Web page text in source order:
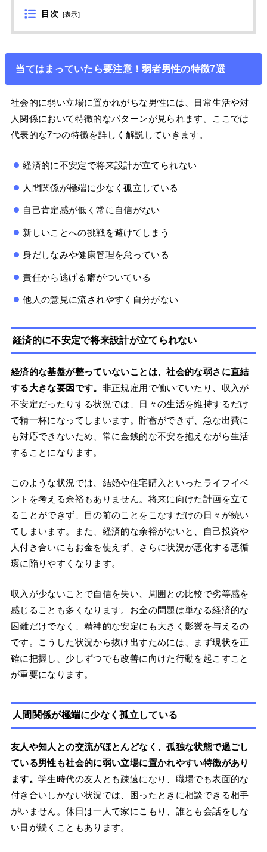
目次 [表示]
当てはまっていたら要注意！弱者男性の特徴7選
社会的に弱い立場に置かれがちな男性には、日常生活や対
人関係において特徴的なパターンが見られます。ここでは
代表的な7つの特徴を詳しく解説していきます。
経済的に不安定で将来設計が立てられない
人間関係が極端に少なく孤立している
自己肯定感が低く常に自信がない
新しいことへの挑戦を避けてしまう
身だしなみや健康管理を怠っている
責任から逃げる癖がついている
他人の意見に流されやすく自分がない
経済的に不安定で将来設計が立てられない
経済的な基盤が整っていないことは、社会的な弱さに直結
する大きな要因です。 非正規雇用で働いていたり、収入が
不安定だったりする状況では、日々の生活を維持するだけ
で精一杯になってしまいます。貯蓄ができず、急な出費に
も対応できないため、常に金銭的な不安を抱えながら生活
することになります。
このような状況では、結婚や住宅購入といったライフイベ
ントを考える余裕もありません。将来に向けた計画を立て
ることができず、目の前のことをこなすだけの日々が続い
てしまいます。また、経済的な余裕がないと、自己投資や
人付き合いにもお金を使えず、さらに状況が悪化する悪循
環に陥りやすくなります。
収入が少ないことで自信を失い、周囲との比較で劣等感を
感じることも多くなります。お金の問題は単なる経済的な
困難だけでなく、精神的な安定にも大きく影響を与えるの
です。こうした状況から抜け出すためには、まず現状を正
確に把握し、少しずつでも改善に向けた行動を起こすこと
が重要になります。
人間関係が極端に少なく孤立している
友人や知人との交流がほとんどなく、孤独な状態で過ごし
ている男性も社会的に弱い立場に置かれやすい特徴があり
ます。学生時代の友人とも疎遠になり、職場でも表面的な
付き合いしかない状況では、困ったときに相談できる相手
がいません。休日は一人で家にこもり、誰とも会話をしな
い日が続くこともあります。